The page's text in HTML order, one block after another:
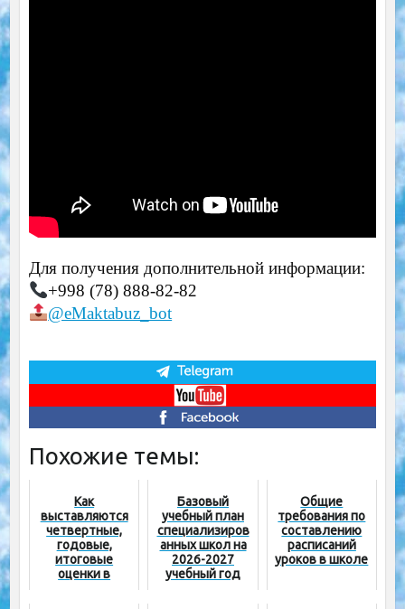
Для получения дополнительной информации:
+998 (78) 888-82-82
@eMaktabuz_bot
Похожие темы:
Как
выставляются
четвертные,
годовые,
итоговые
оценки в
Базовый
учебный план
специализиров
анных школ на
2026-2027
учебный год
Общие
требования по
составлению
расписаний
уроков в школе